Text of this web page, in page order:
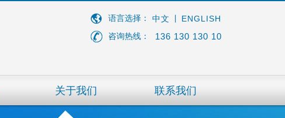
语言选择： 中文 ENGLISH
咨询热线： 136 130 130 10
关于我们 联系我们